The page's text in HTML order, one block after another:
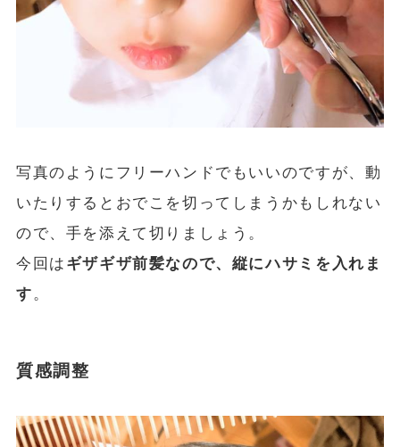
写真のようにフリーハンドでもいいのですが、動
いたりするとおでこを切ってしまうかもしれない
ので、手を添えて切りましょう。
今回は ギザギザ前髪なので、縦にハサミを入れま
す 。
質感調整